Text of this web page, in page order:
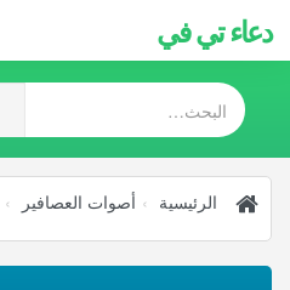
دعاء تي في
الرئيسية أصوات العصافير